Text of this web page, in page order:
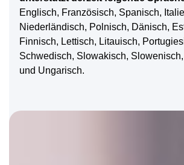
Englisch, Französisch, Spanisch,
Niederländisch, Polnisch, Dänisch,
Finnisch, Lettisch, Litauisch,
Schwedisch, Slowakisch,
und Ungarisch.